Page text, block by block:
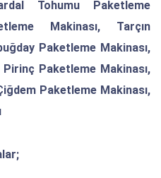
Tohumu Paketleme
Makinası, Tarçın
Paketleme Makinası,
Paketleme Makinası,
Paketleme Makinası,